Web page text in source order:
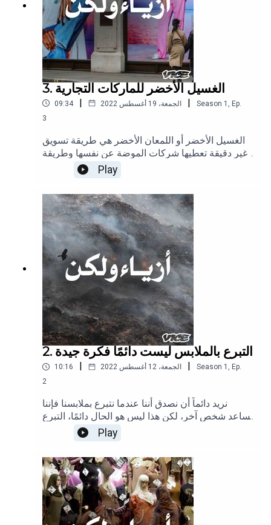
3. الغسيل الأخضر للماركات التجارية
09:34 | الجمعة، 19 أغسطس 2022 | Season 1 , Ep.
3
الغسيل الأخضر أو اللمعان الأخضر هي طريقة تسويق
غير دقيقة تعطيها شركات الموضة عن نفسها وطريقة
إنتاجها للأزياء، وهي بالتأكيد أداة لتضليل المستهلكين
حول الممارسات البيئية للشركة، ولكن ما هي
الحقيقة؟تابعوا انجي على إنستغراموتابعونا على
إنستغرام وتيك توك.(الصورة لـ Hollie Adams/Getty
Images)
Play
2. التبرع بالملابس ليست دائمًا فكرة جيدة
10:16 | الجمعة، 12 أغسطس 2022 | Season 1 , Ep.
2
نريد دائماً أن نصدق أننا عندما نتبرع بملابسنا فإننا
نساعد شخص آخر، لكن هذا ليس هو الحال دائمًا، التبرع
هو واحد من تلك الأمور التي لا نفكر في أبعادها
الحقيقية عندما يتعلق الأمر بالاستدامة.تابعوا انجي على
إنستغراموتابعونا على إنستغرام وتيك توك.(الصورة لـ
SAM PANTHAKY/AFP عبر Getty Images)
Play